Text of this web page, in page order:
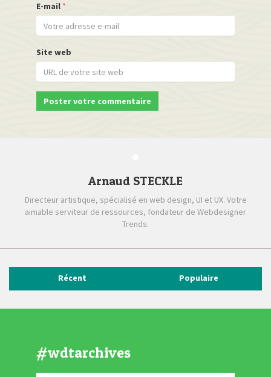
E-mail *
Site web
Arnaud STECKLE
Directeur artistique, spécialisé en web design, UI et UX. Votre
aimable serviteur de ressources, fondateur de Webdesigner
Trends.
Récent Populaire
#wdtarchives